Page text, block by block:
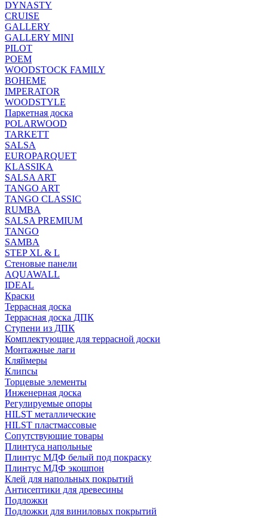
DYNASTY
CRUISE
GALLERY
GALLERY MINI
PILOT
POEM
WOODSTOCK FAMILY
BOHEME
IMPERATOR
WOODSTYLE
Паркетная доска
POLARWOOD
TARKETT
SALSA
EUROPARQUET
KLASSIKA
SALSA ART
TANGO ART
TANGO CLASSIC
RUMBA
SALSA PREMIUM
TANGO
SAMBA
STEP XL & L
Стеновые панели
AQUAWALL
IDEAL
Краски
Террасная доска
Террасная доска ДПК
Ступени из ДПК
Комплектующие для террасной доски
Монтажные лаги
Кляймеры
Клипсы
Торцевые элементы
Инженерная доска
Регулируемые опоры
HILST металлические
HILST пластмассовые
Сопутствующие товары
Плинтуса напольные
Плинтус МДФ белый под покраску
Плинтус МДФ экошпон
Клей для напольных покрытий
Антисептики для древесины
Подложки
Подложки для виниловых покрытий